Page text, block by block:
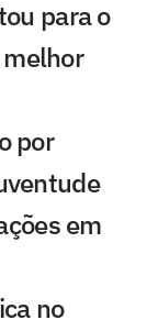
para o
por
em
no